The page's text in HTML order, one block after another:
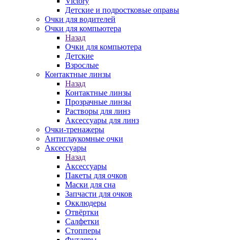
Детские и подростковые оправы
Очки для водителей
Очки для компьютера
Назад
Очки для компьютера
Детские
Взрослые
Контактные линзы
Назад
Контактные линзы
Прозрачные линзы
Растворы для линз
Аксессуары для линз
Очки-тренажеры
Антиглаукомные очки
Аксессуары
Назад
Аксессуары
Пакеты для очков
Маски для сна
Запчасти для очков
Окклюдеры
Отвёртки
Салфетки
Стопперы